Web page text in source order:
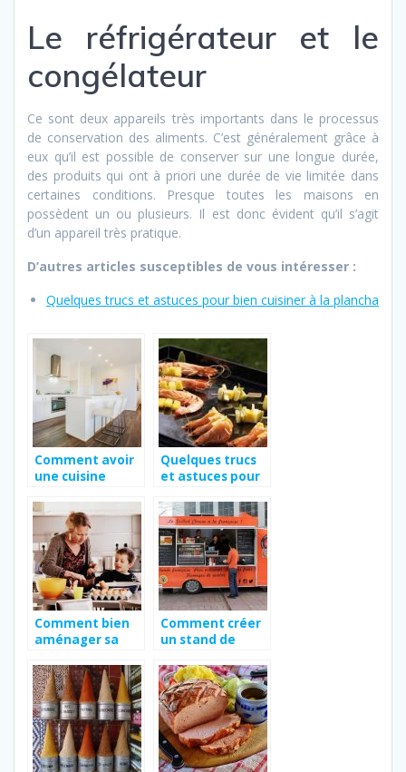
Le réfrigérateur et le
congélateur
Ce sont deux appareils très importants dans le processus
de conservation des aliments. C’est généralement grâce à
eux qu’il est possible de conserver sur une longue durée,
des produits qui ont à priori une durée de vie limitée dans
certaines conditions. Presque toutes les maisons en
possèdent un ou plusieurs. Il est donc évident qu’il s’agit
d’un appareil très pratique.
D’autres articles susceptibles de vous intéresser :
Quelques trucs et astuces pour bien cuisiner à la plancha
Comment avoir
une cuisine
Quelques trucs
et astuces pour
plancha
Comment bien
aménager sa
Comment créer
un stand de
ambulant ?